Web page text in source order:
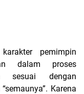
pemimpin
dalam proses
sesuai dengan
Karena